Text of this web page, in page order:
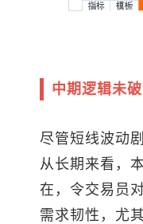
中期逻辑未
尽管短线波动
从长期来看，
在，令交易员
需求韧性，尤